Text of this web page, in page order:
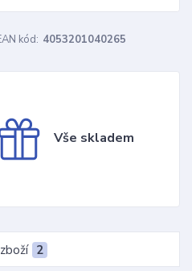
kód: 4053201040265
Vše skladem
2